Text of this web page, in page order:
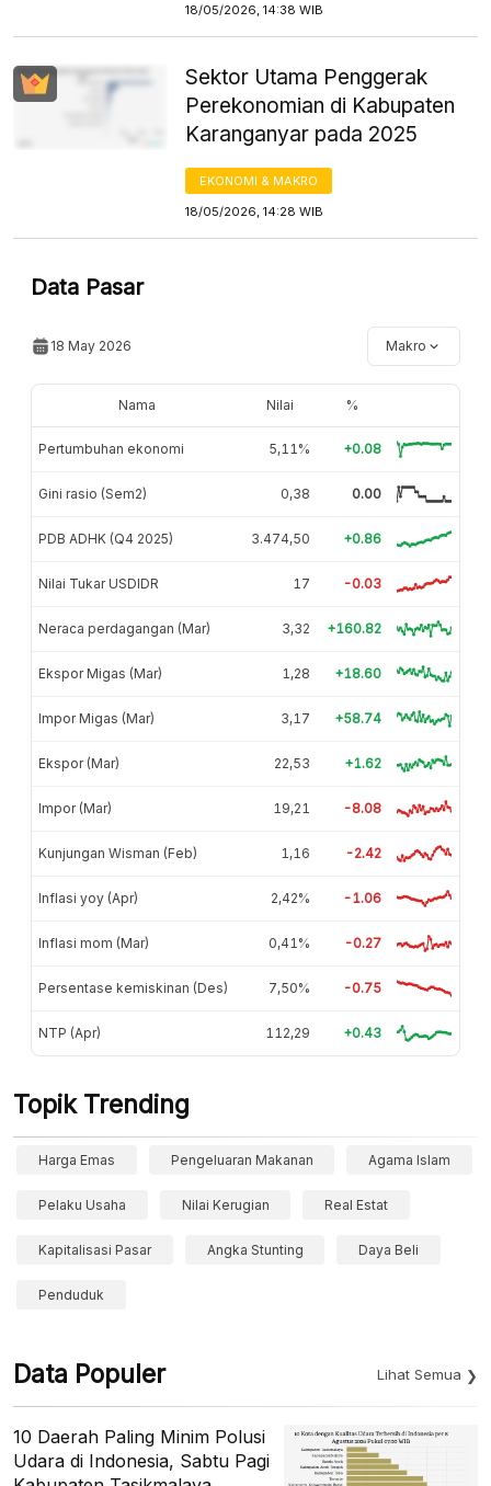
18/05/2026, 14:38 WIB
Sektor Utama Penggerak
Perekonomian di Kabupaten
Karanganyar pada 2025
EKONOMI & MAKRO
18/05/2026, 14:28 WIB
Data Pasar
18 May 2026 Makro
Nama Nilai %
Pertumbuhan ekonomi 5,11% +0.08
Gini rasio (Sem2) 0,38 0.00
PDB ADHK (Q4 2025) 3.474,50 +0.86
Nilai Tukar USDIDR 17 -0.03
Neraca perdagangan (Mar) 3,32 +160.82
Ekspor Migas (Mar) 1,28 +18.60
Impor Migas (Mar) 3,17 +58.74
Ekspor (Mar) 22,53 +1.62
Impor (Mar) 19,21 -8.08
Kunjungan Wisman (Feb) 1,16 -2.42
Inflasi yoy (Apr) 2,42% -1.06
Inflasi mom (Mar) 0,41% -0.27
Persentase kemiskinan (Des) 7,50% -0.75
NTP (Apr) 112,29 +0.43
Topik Trending
Harga Emas Pengeluaran Makanan Agama Islam
Pelaku Usaha Nilai Kerugian Real Estat
Kapitalisasi Pasar Angka Stunting Daya Beli
Penduduk
Data Populer Lihat Semua
10 Daerah Paling Minim Polusi
Udara di Indonesia, Sabtu Pagi